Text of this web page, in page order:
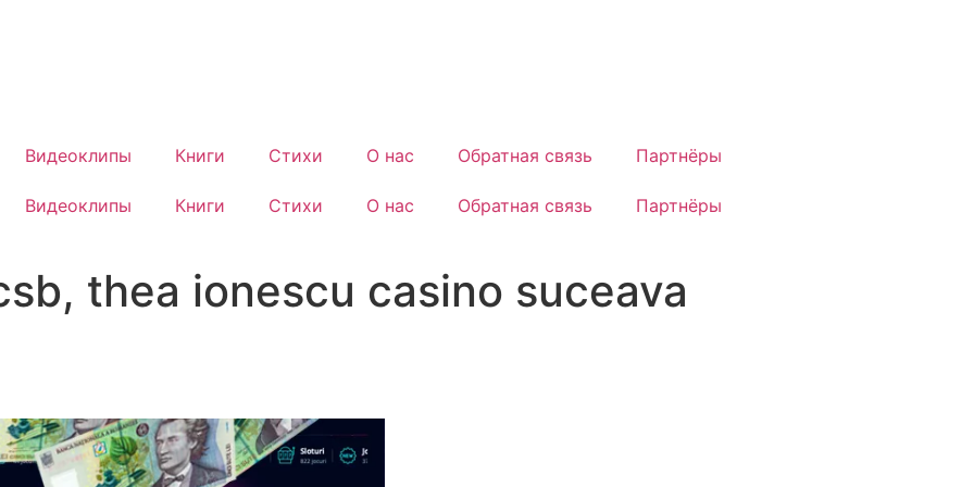
Видеоклипы Книги Стихи О нас Обратная связь Партнёры
Видеоклипы Книги Стихи О нас Обратная связь Партнёры
thea ionescu casino suceava